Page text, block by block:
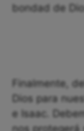
bondad de
Finalmente,
Dios para
e Isaac.